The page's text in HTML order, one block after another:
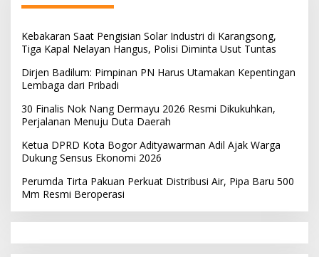
Kebakaran Saat Pengisian Solar Industri di Karangsong,
Tiga Kapal Nelayan Hangus, Polisi Diminta Usut Tuntas
Dirjen Badilum: Pimpinan PN Harus Utamakan Kepentingan
Lembaga dari Pribadi
30 Finalis Nok Nang Dermayu 2026 Resmi Dikukuhkan,
Perjalanan Menuju Duta Daerah
Ketua DPRD Kota Bogor Adityawarman Adil Ajak Warga
Dukung Sensus Ekonomi 2026
Perumda Tirta Pakuan Perkuat Distribusi Air, Pipa Baru 500
Mm Resmi Beroperasi